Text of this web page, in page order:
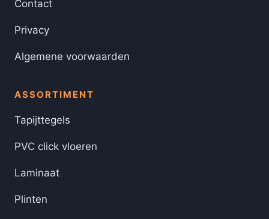
Contact
Privacy
Algemene voorwaarden
ASSORTIMENT
Tapijttegels
PVC click vloeren
Laminaat
Plinten